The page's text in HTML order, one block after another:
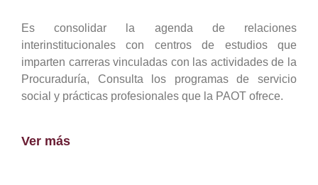
Es consolidar la agenda de relaciones
interinstitucionales con centros de estudios que
imparten carreras vinculadas con las actividades de la
Procuraduría, Consulta los programas de servicio
social y prácticas profesionales que la PAOT ofrece.
Ver más